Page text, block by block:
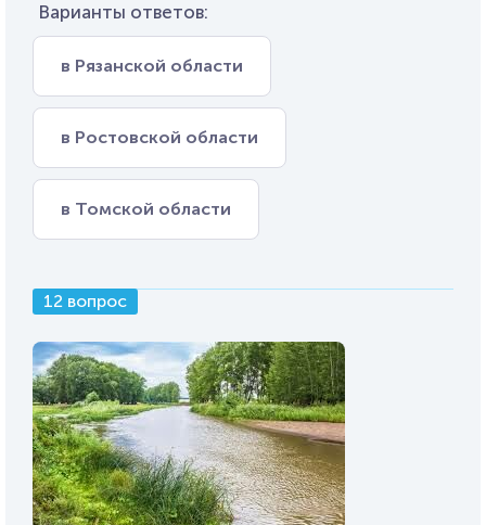
Варианты ответов:
в Рязанской области
в Ростовской области
в Томской области
12 вопрос